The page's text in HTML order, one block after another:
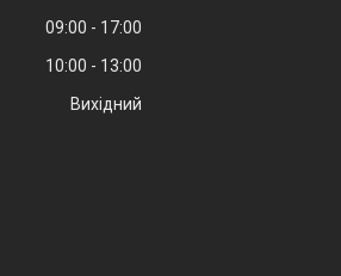
09:00
17:00
10:00
13:00
Вихідний